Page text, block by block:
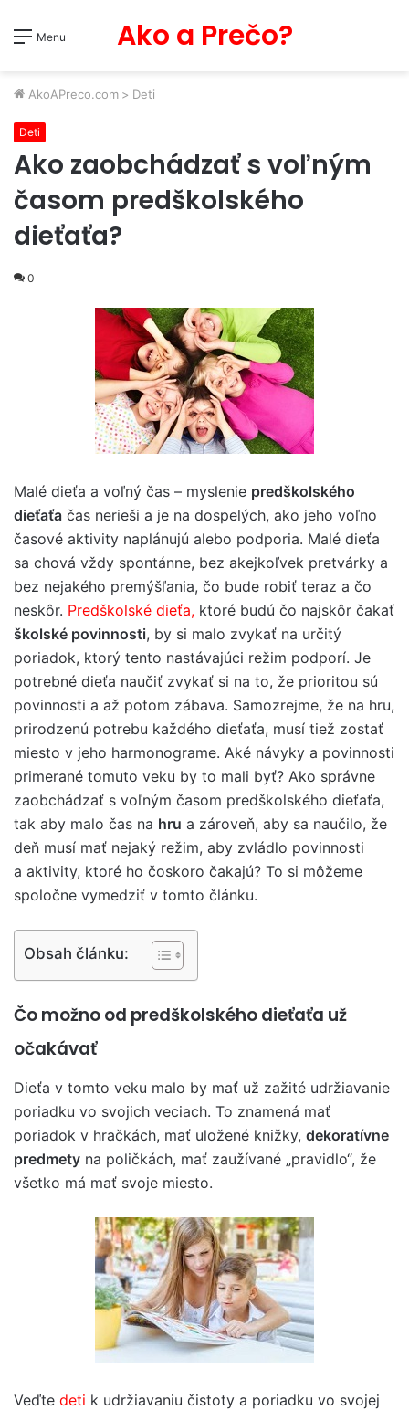
Menu Ako a Prečo?
AkoAPreco.com > Deti
Deti
Ako zaobchádzať s voľným
časom predškolského
dieťaťa?
0
Malé dieťa a voľný čas – myslenie predškolského
dieťaťa čas nerieši a je na dospelých, ako jeho voľno
časové aktivity naplánujú alebo podporia. Malé dieťa
sa chová vždy spontánne, bez akejkoľvek pretvárky a
bez nejakého premýšľania, čo bude robiť teraz a čo
neskôr. Predškolské dieťa, ktoré budú čo najskôr čakať
školské povinnosti, by si malo zvykať na určitý
poriadok, ktorý tento nastávajúci režim podporí. Je
potrebné dieťa naučiť zvykať si na to, že prioritou sú
povinnosti a až potom zábava. Samozrejme, že na hru,
prirodzenú potrebu každého dieťaťa, musí tiež zostať
miesto v jeho harmonograme. Aké návyky a povinnosti
primerané tomuto veku by to mali byť? Ako správne
zaobchádzať s voľným časom predškolského dieťaťa,
tak aby malo čas na hru a zároveň, aby sa naučilo, že
deň musí mať nejaký režim, aby zvládlo povinnosti
a aktivity, ktoré ho čoskoro čakajú? To si môžeme
spoločne vymedziť v tomto článku.
Obsah článku:
Čo možno od predškolského dieťaťa už
očakávať
Dieťa v tomto veku malo by mať už zažité udržiavanie
poriadku vo svojich veciach. To znamená mať
poriadok v hračkách, mať uložené knižky, dekoratívne
predmety na poličkách, mať zaužívané „pravidlo“, že
všetko má mať svoje miesto.
Veďte deti k udržiavaniu čistoty a poriadku vo svojej